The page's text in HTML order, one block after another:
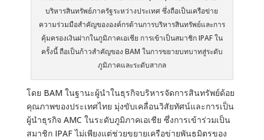
บริหารสินทรัพย์ภาครัฐระหว่างประเทศ ซึ่งถือเป็นเครือข่าย
ความร่วมมือสำคัญขององค์กรด้านการบริหารสินทรัพย์และการ
คุ้มครองเงินฝากในภูมิภาคเอเชีย การเข้าเป็นสมาชิก IPAF ใน
ครั้งนี้ ถือเป็นก้าวสำคัญของ BAM ในการขยายบทบาทสู่ระดับ
ภูมิภาคและระดับสากล
โดย BAM ในฐานะผู้นำในธุรกิจบริหารจัดการสินทรัพย์ด้อย
คุณภาพของประเทศไทย มุ่งขับเคลื่อนวิสัยทัศน์และการเป็น
ผู้นำธุรกิจ AMC ในระดับภูมิภาคเอเชีย ซึ่งการเข้าร่วมเป็น
สมาชิก IPAF ไม่เพียงแต่ช่วยขยายเครือข่ายพันธมิตรของ